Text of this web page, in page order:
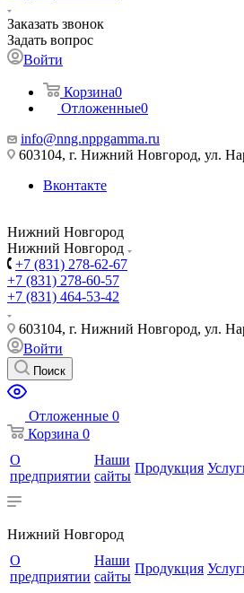
Заказать звонок
Задать вопрос
Войти
Корзина0
Отложенные0
info@nng.nppgamma.ru
603104, г. Нижний Новгород, ул.
Вконтакте
Нижний Новгород
Нижний Новгород
+7 (831) 278-62-67
+7 (831) 278-60-57
+7 (831) 464-53-42
603104, г. Нижний Новгород, ул.
Войти
Поиск
Отложенные 0
Корзина 0
О
предприятии
Наши
сайты
Продукция
Нижний Новгород
О
предприятии
Наши
сайты
Продукция